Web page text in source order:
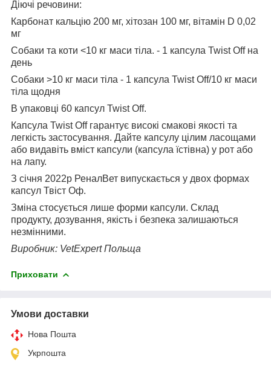
Діючі речовини:
Карбонат кальцію 200 мг, хітозан 100 мг, вітамін D 0,02
мг
Собаки та коти <10 кг маси тіла. - 1 капсула Twist Off на
день
Собаки >10 кг маси тіла - 1 капсула Twist Off/10 кг маси
тіла щодня
В упаковці 60 капсул Twist Off.
Капсула Twist Off гарантує високі смакові якості та
легкість застосування. Дайте капсулу цілим ласощами
або видавіть вміст капсули (капсула їстівна) у рот або
на лапу.
З січня 2022р РеналВет випускається у двох формах
капсул Твіст Оф.
Зміна стосується лише форми капсули. Склад
продукту, дозування, якість і безпека залишаються
незмінними.
Виробник: VetExpert Польща
Приховати
Умови доставки
Нова Пошта
Укрпошта